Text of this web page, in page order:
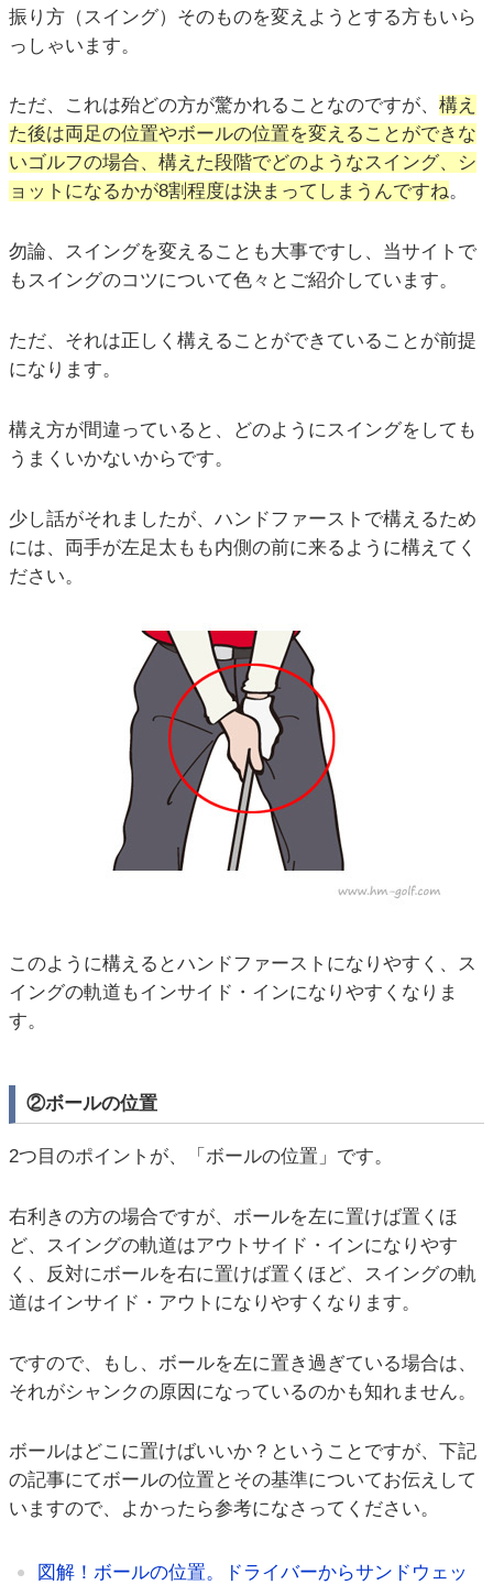
振り方（スイング）そのものを変えようとする方もいら
っしゃいます。
ただ、これは殆どの方が驚かれることなのですが、 構え
た後は両足の位置やボールの位置を変えることができな
いゴルフの場合、構えた段階でどのようなスイング、シ
ョットになるかが8割程度は決まってしまうんですね。
勿論、スイングを変えることも大事ですし、当サイトで
もスイングのコツについて色々とご紹介しています。
ただ、それは正しく構えることができていることが前提
になります。
構え方が間違っていると、どのようにスイングをしても
うまくいかないからです。
少し話がそれましたが、ハンドファーストで構えるため
には、両手が左足太もも内側の前に来るように構えてく
ださい。
このように構えるとハンドファーストになりやすく、ス
イングの軌道もインサイド・インになりやすくなりま
す。
②ボールの位置
2つ目のポイントが、「ボールの位置」です。
右利きの方の場合ですが、ボールを左に置けば置くほ
ど、スイングの軌道はアウトサイド・インになりやす
く、反対にボールを右に置けば置くほど、スイングの軌
道はインサイド・アウトになりやすくなります。
ですので、もし、ボールを左に置き過ぎている場合は、
それがシャンクの原因になっているのかも知れません。
ボールはどこに置けばいいか？ということですが、下記
の記事にてボールの位置とその基準についてお伝えして
いますので、よかったら参考になさってください。
図解！ボールの位置。ドライバーからサンドウェッ